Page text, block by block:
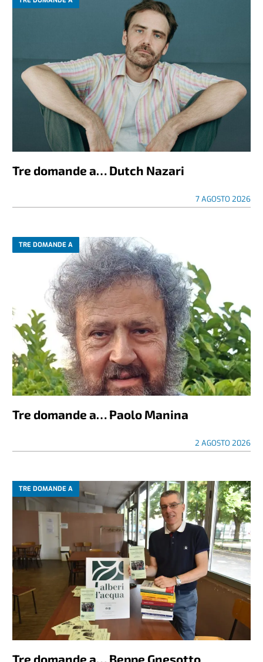
Tre domande a… Dutch Nazari
7 AGOSTO 2026
TRE DOMANDE A
Tre domande a… Paolo Manina
2 AGOSTO 2026
TRE DOMANDE A
Tre domande a… Beppe Gnesotto